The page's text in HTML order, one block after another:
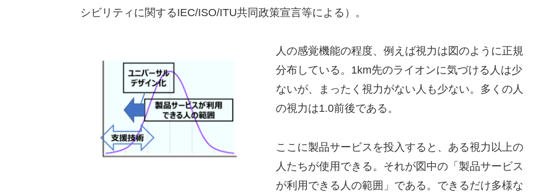
シビリティに関するIEC/ISO/ITU共同政策宣言等による）。
人の感覚機能の程度、例えば視力は図のように正規
分布している。1km先のライオンに気づける人は少
ないが、まったく視力がない人も少ない。多くの人
の視力は1.0前後である。
ここに製品サービスを投入すると、ある視力以上の
人たちが使用できる。それが図中の「製品サービス
が利用できる人の範囲」である。できるだけ多様な